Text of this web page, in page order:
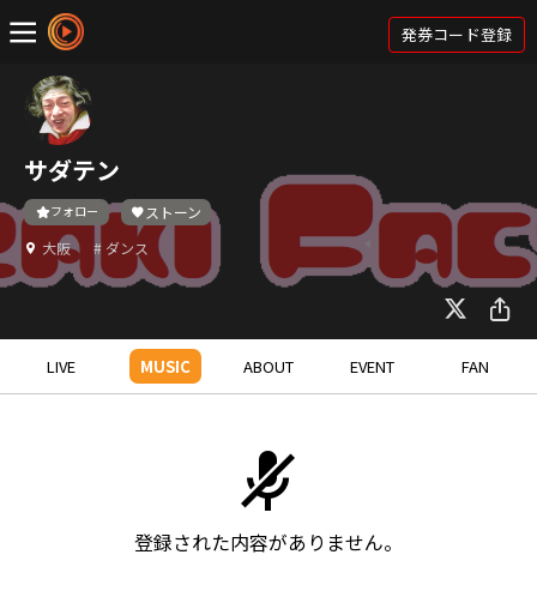
発券コード登録
サダテン
フォロー
ストーン
大阪
# ダンス
LIVE MUSIC ABOUT EVENT FAN
登録された内容がありません。